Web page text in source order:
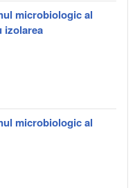
microbiologic al
izolarea
microbiologic al